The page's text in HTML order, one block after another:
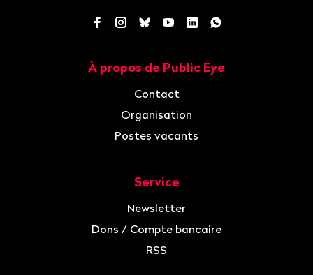
Facebook
Instagram
BlueskyYouTube
LinkedInWhatsApp
À propos de Public Eye
Contact
Organisation
Postes vacants
Service
Newsletter
Dons / Compte bancaire
RSS